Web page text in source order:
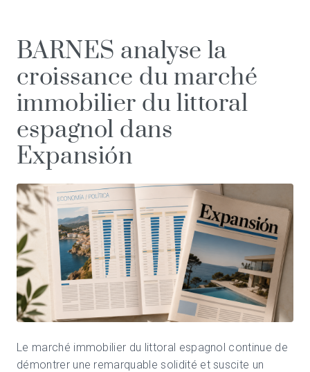
BARNES analyse la
croissance du marché
immobilier du littoral
espagnol dans
Expansión
Le marché immobilier du littoral espagnol continue de
démontrer une remarquable solidité et suscite un